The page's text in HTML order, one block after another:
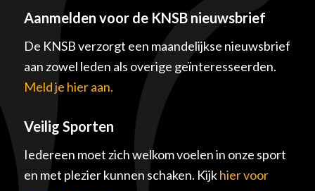
Aanmelden voor de KNSB nieuwsbrief
De KNSB verzorgt een maandelijkse nieuwsbrief
aan zowel leden als overige geïnteresseerden.
Meld je hier aan.
Veilig Sporten
Iedereen moet zich welkom voelen in onze sport
en met plezier kunnen schaken. Kijkhier voor